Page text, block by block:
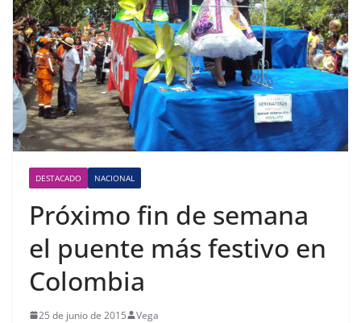
DESTACADO NACIONAL
Próximo fin de semana
el puente más festivo en
Colombia
25 de junio de 2015 Vega